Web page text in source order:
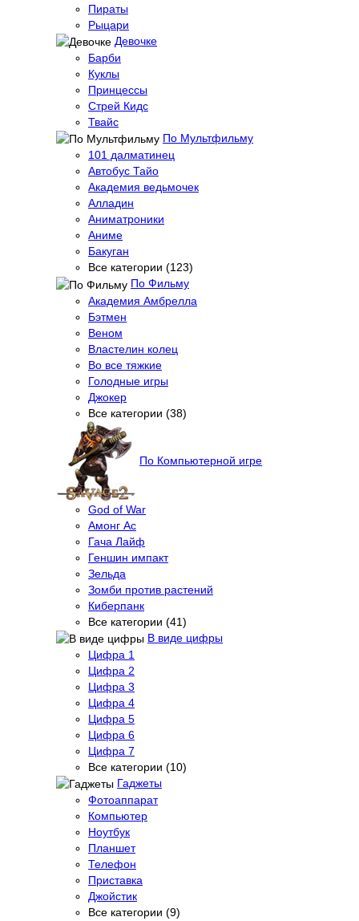
Пираты
Рыцари
Девочке
Барби
Куклы
Принцессы
Стрей Кидс
Твайс
По Мультфильму
101 далматинец
Автобус Тайо
Академия ведьмочек
Алладин
Аниматроники
Аниме
Бакуган
Все категории (123)
По Фильму
Академия Амбрелла
Бэтмен
Веном
Властелин колец
Во все тяжкие
Голодные игры
Джокер
Все категории (38)
По Компьютерной игре
God of War
Амонг Ас
Гача Лайф
Геншин импакт
Зельда
Зомби против растений
Киберпанк
Все категории (41)
В виде цифры
Цифра 1
Цифра 2
Цифра 3
Цифра 4
Цифра 5
Цифра 6
Цифра 7
Все категории (10)
Гаджеты
Фотоаппарат
Компьютер
Ноутбук
Планшет
Телефон
Приставка
Джойстик
Все категории (9)